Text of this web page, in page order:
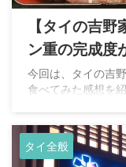
【タイの吉
ン重の完成度
今回は、タイの吉
食べてみた感想を紹
タイ全般